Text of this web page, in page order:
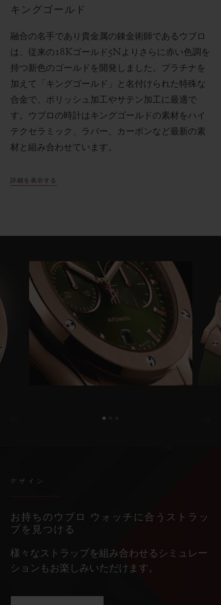
キングゴールド
融合の名手であり貴金属の錬金術師であるウブロ
は、従来の18Kゴールド 5N よりさらに赤い色調を
持つ新色のゴールドを開発しました。プラチナを
加えて「キングゴールド」と名付けられた特殊な
合金で、ポリッシュ加工やサテン加工に最適で
す。 ウブロの時計はキングゴールドの素材をハイ
テクセラミック、ラバー、カーボンなど最新の素
材と組み合わせています。
詳細を表示する
デザイン
お持ちのウブロ ウォッチに合うストラッ
プを見つける
様々なストラップを組み合わせるシミュレー
ションもお楽しみいただけます。